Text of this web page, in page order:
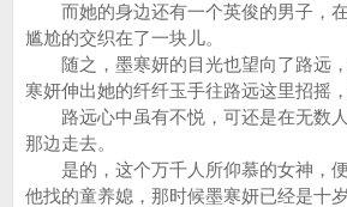
而她的身边还有一个英俊的男子，在
尴尬的交织在了一块儿。
随之，墨寒妍的目光也望向了路远，
寒妍伸出她的纤纤玉手往路远这里招摇
路远心中虽有不悦，可还是在无数
那边走去。
是的，这个万千人所仰慕的女神，便
他找的童养媳，那时候墨寒妍已经是十